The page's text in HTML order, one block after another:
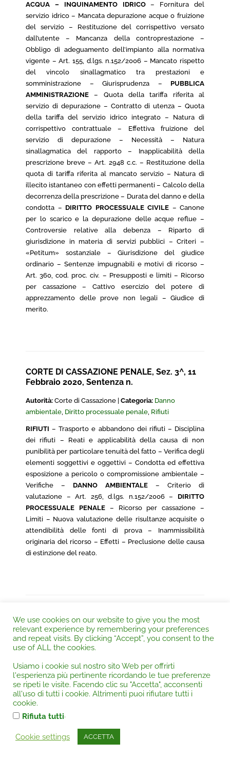
ACQUA – INQUINAMENTO IDRICO– Fornitura del
servizio idrico – Mancata depurazione acque o fruizione
del servizio – Restituzione del corrispettivo versato
dall’utente – Mancanza della controprestazione –
Obbligo di adeguamento dell’impianto alla normativa
vigente – Art. 155, d.lgs. n.152/2006 – Mancato rispetto
del vincolo sinallagmatico tra prestazioni e
somministrazione – Giurisprudenza – PUBBLICA
AMMINISTRAZIONE – Quota della tariffa riferita al
servizio di depurazione – Contratto di utenza – Quota
della tariffa del servizio idrico integrato – Natura di
corrispettivo contrattuale – Effettiva fruizione del
servizio di depurazione – Necessità – Natura
sinallagmatica del rapporto – Inapplicabilità della
prescrizione breve – Art. 2948 c.c. – Restituzione della
quota di tariffa riferita al mancato servizio – Natura di
illecito istantaneo con effetti permanenti – Calcolo della
decorrenza della prescrizione – Durata del danno e della
condotta – DIRITTO PROCESSUALE CIVILE – Canone
per lo scarico e la depurazione delle acque reflue –
Controversie relative alla debenza – Riparto di
giurisdizione in materia di servizi pubblici – Criteri –
«Petitum» sostanziale – Giurisdizione del giudice
ordinario – Sentenze impugnabili e motivi di ricorso –
Art. 360, cod. proc. civ. – Presupposti e limiti – Ricorso
per cassazione – Cattivo esercizio del potere di
apprezzamento delle prove non legali – Giudice di
merito.
CORTE DI CASSAZIONE PENALE, Sez. 3^, 11
Febbraio 2020, Sentenza n.
Autorità: Corte di Cassazione | Categoria: Danno
ambientale, Diritto processuale penale, Rifiuti
RIFIUTI – Trasporto e abbandono dei rifiuti – Disciplina
dei rifiuti – Reati e applicabilità della causa di non
punibilità per particolare tenuità del fatto – Verifica degli
elementi soggettivi e oggettivi – Condotta ed effettiva
esposizione a pericolo o compromissione ambientale –
Verifiche – DANNO AMBIENTALE – Criterio di
valutazione – Art. 256, d.lgs. n.152/2006 – DIRITTO
PROCESSUALE PENALE– Ricorso per cassazione –
Limiti – Nuova valutazione delle risultanze acquisite o
attendibilità delle fonti di prova – Inammissibilità
originaria del ricorso – Effetti – Preclusione delle causa
di estinzione del reato.
CORTE DI CASSAZIONE CIVILE, Sez. 2^ , 07
Febbraio 2020, Ordinanza n.
Autorità: Corte di Cassazione | Categoria:
APPALTI– Domanda di risoluzione del contratto
d’appalto per vizi dell’opera – Responsabilità del
direttore dei lavori – Accertamento della conformità e
accorgimenti tecnici – Omessa vigilanza – Progettista –
Obbligazione di mezzi e prestazione professionale –
RISARCIMENTO DEI DANNI
direttore dei lavori – Condanna al risarcimento dei danni
We use cookies on our website to give you the most
relevant experience by remembering your preferences
and repeat visits. By clicking “Accept”, you consent to the
use of ALL the cookies.
Usiamo i cookie sul nostro sito Web per offrirti
l'esperienza più pertinente ricordando le tue preferenze
se ripeti le visite. Facendo clic su "Accetta", acconsenti
all'uso di tutti i cookie. Altrimenti puoi rifiutare tutti i
cookie.
Rifiuta tutti.
Cookie settings ACCETTA